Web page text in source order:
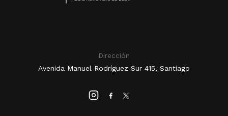
Dirección
Avenida Manuel Rodríguez Sur 415, Santiago